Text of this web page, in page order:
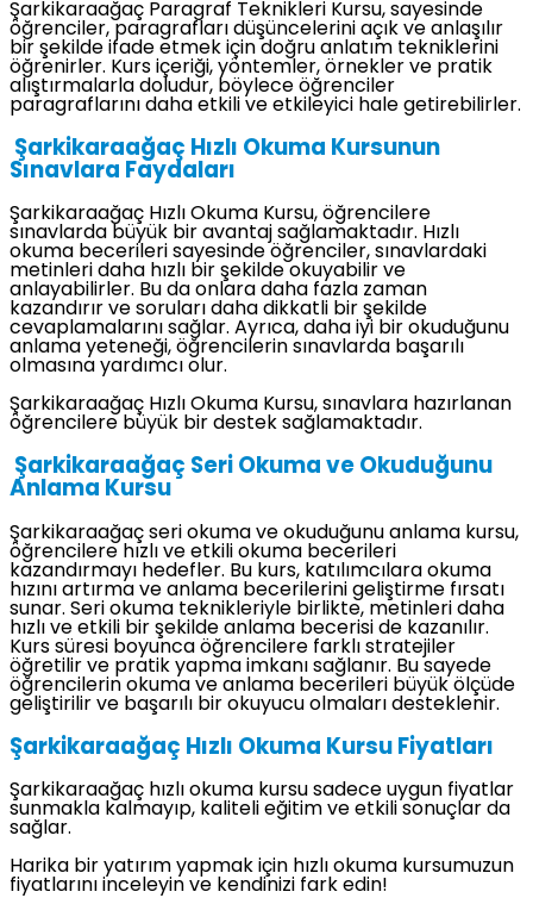
Şarkikaraağaç Paragraf Teknikleri Kursu, sayesinde
öğrenciler, paragrafları düşüncelerini açık ve anlaşılır
bir şekilde ifade etmek için doğru anlatım tekniklerini
öğrenirler. Kurs içeriği, yöntemler, örnekler ve pratik
alıştırmalarla doludur, böylece öğrenciler
paragraflarını daha etkili ve etkileyici hale getirebilirler.
Şarkikaraağaç Hızlı Okuma Kursunun
Sınavlara Faydaları
Şarkikaraağaç Hızlı Okuma Kursu, öğrencilere
sınavlarda büyük bir avantaj sağlamaktadır. Hızlı
okuma becerileri sayesinde öğrenciler, sınavlardaki
metinleri daha hızlı bir şekilde okuyabilir ve
anlayabilirler. Bu da onlara daha fazla zaman
kazandırır ve soruları daha dikkatli bir şekilde
cevaplamalarını sağlar. Ayrıca, daha iyi bir okuduğunu
anlama yeteneği, öğrencilerin sınavlarda başarılı
olmasına yardımcı olur.
Şarkikaraağaç Hızlı Okuma Kursu, sınavlara hazırlanan
öğrencilere büyük bir destek sağlamaktadır.
Şarkikaraağaç Seri Okuma ve Okuduğunu
Anlama Kursu
Şarkikaraağaç seri okuma ve okuduğunu anlama kursu,
öğrencilere hızlı ve etkili okuma becerileri
kazandırmayı hedefler. Bu kurs, katılımcılara okuma
hızını artırma ve anlama becerilerini geliştirme fırsatı
sunar. Seri okuma teknikleriyle birlikte, metinleri daha
hızlı ve etkili bir şekilde anlama becerisi de kazanılır.
Kurs süresi boyunca öğrencilere farklı stratejiler
öğretilir ve pratik yapma imkanı sağlanır. Bu sayede
öğrencilerin okuma ve anlama becerileri büyük ölçüde
geliştirilir ve başarılı bir okuyucu olmaları desteklenir.
Şarkikaraağaç Hızlı Okuma Kursu Fiyatları
Şarkikaraağaç hızlı okuma kursu sadece uygun fiyatlar
sunmakla kalmayıp, kaliteli eğitim ve etkili sonuçlar da
sağlar.
Harika bir yatırım yapmak için hızlı okuma kursumuzun
fiyatlarını inceleyin ve kendinizi fark edin!